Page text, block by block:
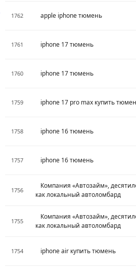
1762 apple iphone тюмень
1761 iphone 17 тюмень
1760 iphone 17 тюмень
1759 iphone 17 pro max купить
1758 iphone 16 тюмень
1757 iphone 16 тюмень
1756
Компания «Автозайм»,
как локальный автоломбард
1755
Компания «Автозайм»,
как локальный автоломбард
1754 iphone air купить тюмень